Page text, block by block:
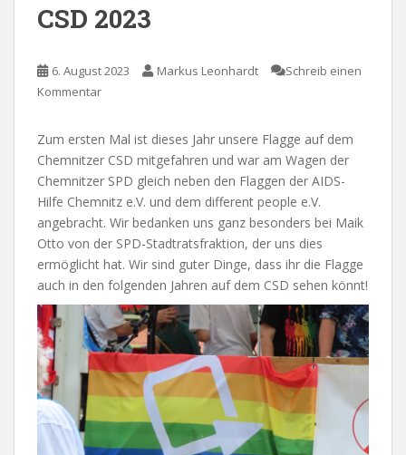
CSD 2023
6. August 2023 Markus Leonhardt
Schreib einen
Kommentar
Zum ersten Mal ist dieses Jahr unsere Flagge auf dem
Chemnitzer CSD mitgefahren und war am Wagen der
Chemnitzer SPD gleich neben den Flaggen der AIDS-
Hilfe Chemnitz e.V. und dem different people e.V.
angebracht. Wir bedanken uns ganz besonders bei Maik
Otto von der SPD-Stadtratsfraktion, der uns dies
ermöglicht hat. Wir sind guter Dinge, dass ihr die Flagge
auch in den folgenden Jahren auf dem CSD sehen könnt!